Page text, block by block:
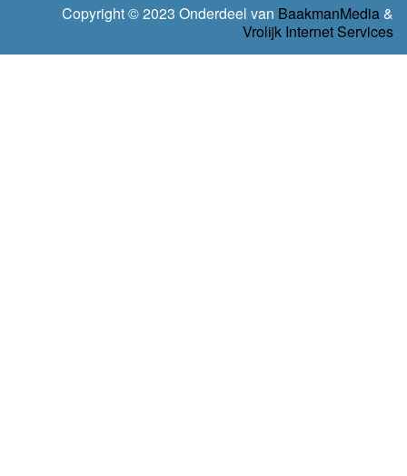
Copyright © 2023 Onderdeel van BaakmanMedia&
Vrolijk Internet Services